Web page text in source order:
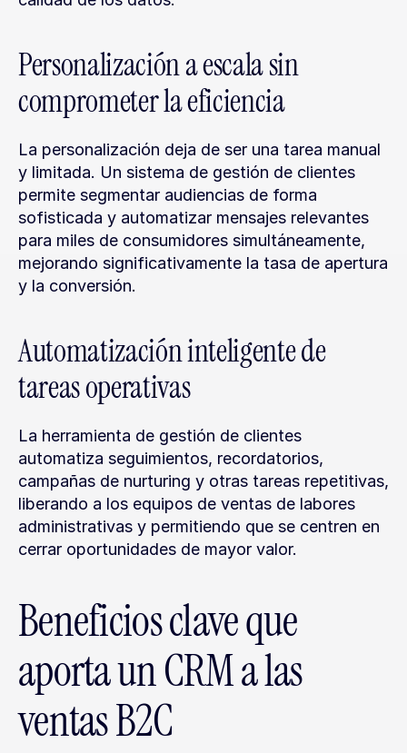
Personalización a escala sin
comprometer la eficiencia
La personalización deja de ser una tarea manual
y limitada. Un sistema de gestión de clientes
permite segmentar audiencias de forma
sofisticada y automatizar mensajes relevantes
para miles de consumidores simultáneamente,
mejorando significativamente la tasa de apertura
y la conversión.
Automatización inteligente de
tareas operativas
La herramienta de gestión de clientes
automatiza seguimientos, recordatorios,
campañas de nurturing y otras tareas repetitivas,
liberando a los equipos de ventas de labores
administrativas y permitiendo que se centren en
cerrar oportunidades de mayor valor.
Beneficios clave que
aporta un CRM a las
ventas B2C